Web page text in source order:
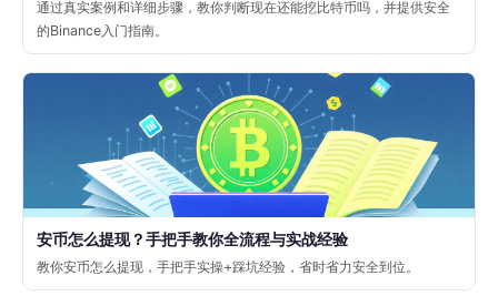
通过真实案例和详细步骤，教你判断现在还能挖比特币吗，并提供安全
的Binance入门指南。
安币怎么提现？手把手教你全流程与实战经验
教你安币怎么提现，手把手实操+踩坑经验，省时省力安全到位。